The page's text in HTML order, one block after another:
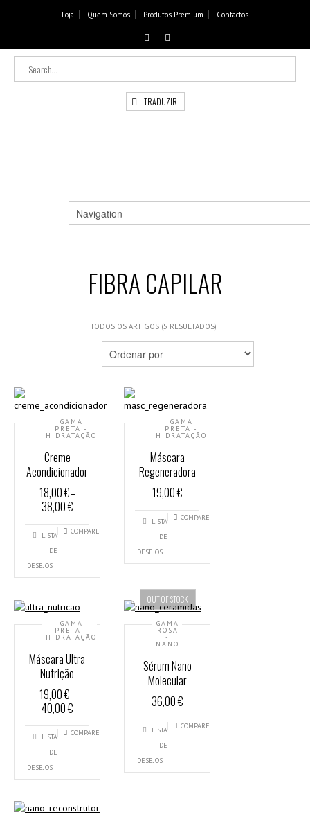
Loja Quem Somos Produtos Premium Contactos
TRADUZIR
FIBRA CAPILAR
TODOS OS ARTIGOS (5 RESULTADOS)
GAMA
PRETA -
HIDRATAÇÃO
Creme
Acondicionador
18,00 €–
38,00 €
LISTA
DE
DESEJOS
COMPARE
GAMA
PRETA -
HIDRATAÇÃO
Máscara
Regeneradora
19,00 €
LISTA
DE
DESEJOS
COMPARE
GAMA
PRETA -
HIDRATAÇÃO
Máscara Ultra
Nutrição
19,00 €–
40,00 €
LISTA
DE
DESEJOS
COMPARE
OUT OF STOCK
GAMA
ROSA
-
NANO
Sérum Nano
Molecular
36,00 €
LISTA
DE
DESEJOS
COMPARE